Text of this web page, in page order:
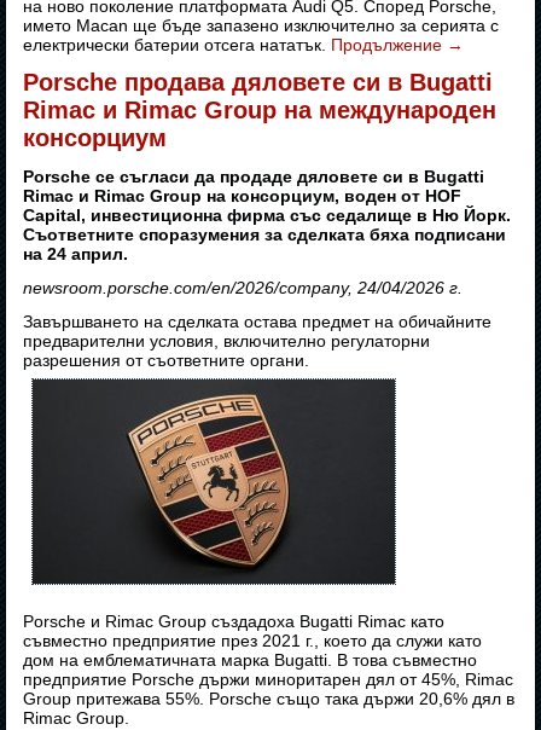
на ново поколение платформата Audi Q5. Според Porsche,
името Macan ще бъде запазено изключително за серията с
електрически батерии отсега нататък. Продължение →
Porsche продава дяловете си в Bugatti
Rimac и Rimac Group на международен
консорциум
Porsche се съгласи да продаде дяловете си в Bugatti
Rimac и Rimac Group на консорциум, воден от HOF
Capital, инвестиционна фирма със седалище в Ню Йорк.
Съответните споразумения за сделката бяха подписани
на 24 април.
newsroom.porsche.com/en/2026/company, 24/04/2026 г.
Завършването на сделката остава предмет на обичайните
предварителни условия, включително регулаторни
разрешения от съответните органи.
Porsche и Rimac Group създадоха Bugatti Rimac като
съвместно предприятие през 2021 г., което да служи като
дом на емблематичната марка Bugatti. В това съвместно
предприятие Porsche държи миноритарен дял от 45%, Rimac
Group притежава 55%. Porsche също така държи 20,6% дял в
Rimac Group.